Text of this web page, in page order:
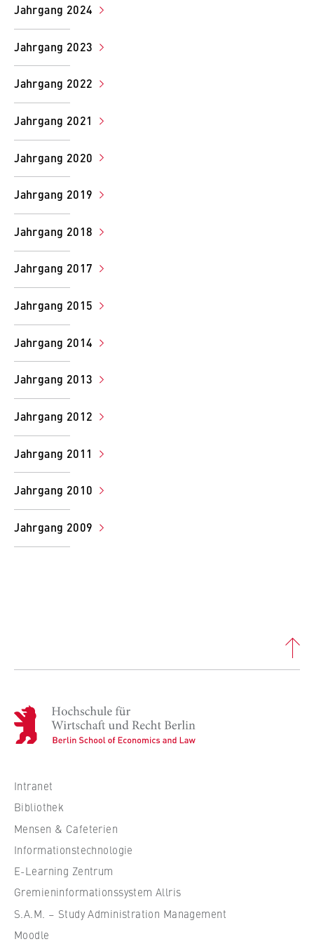
Jahrgang 2024
Jahrgang 2023
Jahrgang 2022
Jahrgang 2021
Jahrgang 2020
Jahrgang 2019
Jahrgang 2018
Jahrgang 2017
Jahrgang 2015
Jahrgang 2014
Jahrgang 2013
Jahrgang 2012
Jahrgang 2011
Jahrgang 2010
Jahrgang 2009
H
o
c
s
c
u
l
e
f
Intranet
Bibliothek
Mensen & Cafeterien
Informationstechnologie
E-Learning Zentrum
Gremieninformationssystem Allris
S.A.M. – Study Administration Management
Moodle
Name:
Anbieter:
Matomo
Zweck:
Ermöglicht die anonyme Analyse Ihres
Nutzerverhaltens auf unserer Website, um
Hierzu werden Cookies gesetzt, die uns
helfen zu verstehen, welche Seiten am
häufigsten besucht werden.
bis zu 13 Monate